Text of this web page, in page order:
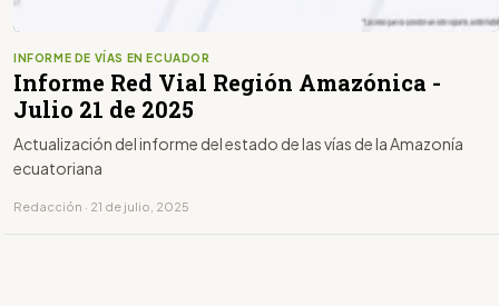
INFORME DE VÍAS EN ECUADOR
Informe Red Vial Región Amazónica -
Julio 21 de 2025
Actualización del informe del estado de las vías de la Amazonía
ecuatoriana
Redacción · 21 de julio, 2025